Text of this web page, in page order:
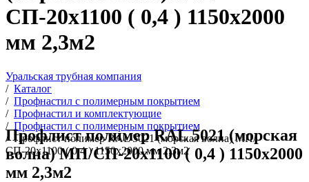
СП-20х1100 ( 0,4 ) 1150х2000
мм 2,3м2
Уральская трубная компания
/ Каталог
/ Профнастил с полимерным покрытием
/ Профнастил и комплектующие
/ Профнастил с полимерным покрытием
/ Профлист полимер RAL 5021 (морская волна) МП/
СП-20х1100 ( 0,4 ) 1150х2000 мм 2,3м2
Профлист полимер RAL 5021 (морская
волна) МП/СП-20х1100 ( 0,4 ) 1150х2000
мм 2,3м2